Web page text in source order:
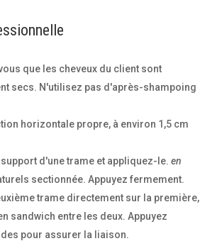
que les cheveux du client sont
secs. N'utilisez pas d'après-shampoing
horizontale propre, à environ 1,5 cm
support d'une trame et appliquez-le. en
sectionnée. Appuyez fermement.
trame directement sur la première,
sandwich entre les deux. Appuyez
pour assurer la liaison.